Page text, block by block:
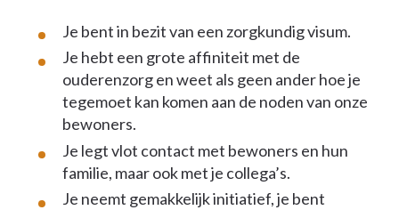
Je bent in bezit van een zorgkundig visum.
Je hebt een grote affiniteit met de
ouderenzorg en weet als geen ander hoe je
tegemoet kan komen aan de noden van onze
bewoners.
Je legt vlot contact met bewoners en hun
familie, maar ook met je collega’s.
Je neemt gemakkelijk initiatief, je bent